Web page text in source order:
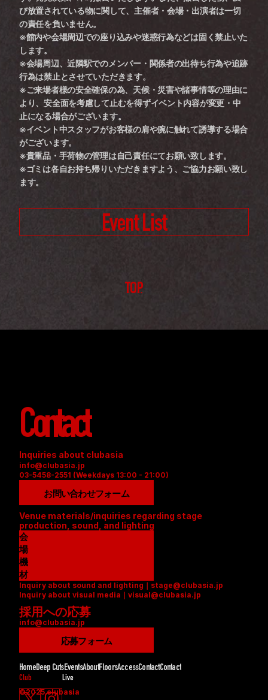
び放置されている物に関して、主催者・会場・出演者は一切
の責任を負いません。
※館内や会場周辺での座り込みや迷惑行為などは固く禁止いた
します。
※会場周辺、近隣駅でのメンバー・関係者の出待ち行為や追跡
行為は禁止とさせていただきます。
※ご来場者様の安全確保の為、天候・災害や諸事情等の理由に
より、安全面を考慮して止むを得ずイベント内容が変更・中
止になる場合がございます。
※イベント中スタッフがお客様の肩や腕に触れて誘導する場合
がございます。
※貴重品・手荷物の管理は自己責任にてお願い致します。
※ゴミは各自お持ち帰りいただきますよう、ご協力お願い致し
ます。
Event List
TOP
Contact
Inquiries about clubasia
info@clubasia.jp
03-5458-2551 (Weekdays 13:00 - 21:00)
お問い合わせフォーム
Venue materials/inquiries regarding stage
production, sound, and lighting
会
場
資
料
(
P
D
F
機
材
リ
ス
ト
(
D
F
)
Inquiry about sound and lighting｜stage@clubasia.jp
Inquiry about visual media｜visual@clubasia.jp
採用への応募
info@clubasia.jp
応募フォーム
HomeDeep CutsEventsAboutFloorsAccessContactContact
Club Live
©2025 clubasia